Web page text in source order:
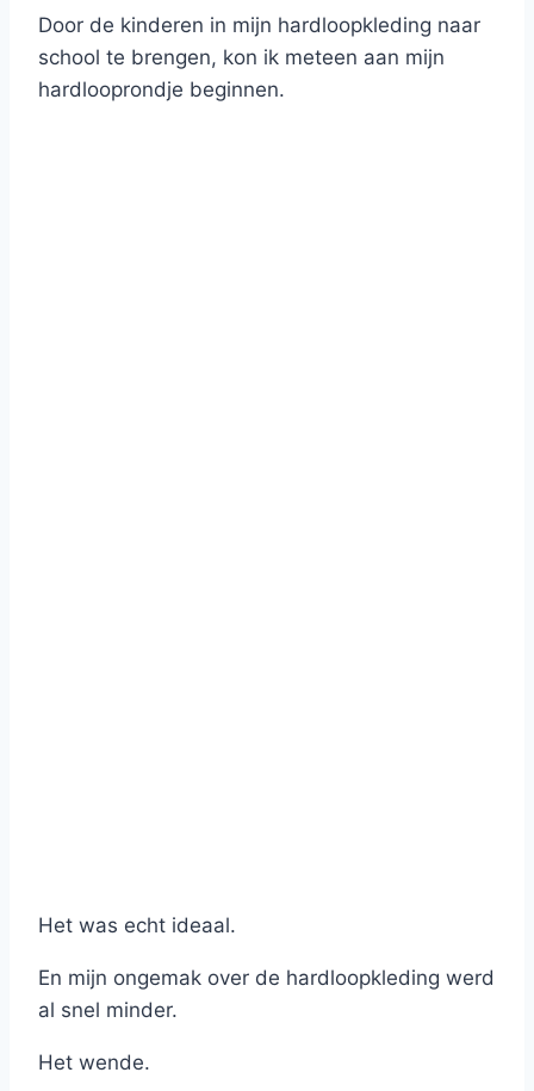
Door de kinderen in mijn hardloopkleding naar
school te brengen, kon ik meteen aan mijn
hardlooprondje beginnen.
Het was echt ideaal.
En mijn ongemak over de hardloopkleding werd
al snel minder.
Het wende.